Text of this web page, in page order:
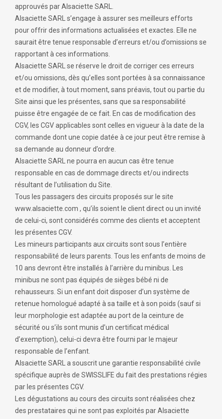
approuvés par Alsaciette SARL.
Alsaciette SARL s’engage à assurer ses meilleurs efforts
pour offrir des informations actualisées et exactes. Elle ne
saurait être tenue responsable d’erreurs et/ou d’omissions se
rapportant à ces informations.
Alsaciette SARL se réserve le droit de corriger ces erreurs
et/ou omissions, dès qu’elles sont portées à sa connaissance
et de modifier, à tout moment, sans préavis, tout ou partie du
Site ainsi que les présentes, sans que sa responsabilité
puisse être engagée de ce fait. En cas de modification des
CGV, les CGV applicables sont celles en vigueur à la date de la
commande dont une copie datée à ce jour peut être remise à
sa demande au donneur d’ordre.
Alsaciette SARL ne pourra en aucun cas être tenue
responsable en cas de dommage directs et/ou indirects
résultant de l’utilisation du Site.
Tous les passagers des circuits proposés sur le site
www.alsaciette.com , qu’ils soient le client direct ou un invité
de celui-ci, sont considérés comme des clients et acceptent
les présentes CGV.
Les mineurs participants aux circuits sont sous l’entière
responsabilité de leurs parents. Tous les enfants de moins de
10 ans devront être installés à l’arrière du minibus. Les
minibus ne sont pas équipés de sièges bébé ni de
rehausseurs. Si un enfant doit disposer d’un système de
retenue homologué adapté à sa taille et à son poids (sauf si
leur morphologie est adaptée au port de la ceinture de
sécurité ou s’ils sont munis d’un certificat médical
d’exemption), celui-ci devra être fourni par le majeur
responsable de l’enfant.
Alsaciette SARL a souscrit une garantie responsabilité civile
spécifique auprès de SWISSLIFE du fait des prestations régies
par les présentes CGV.
Les dégustations au cours des circuits sont réalisées chez
des prestataires qui ne sont pas exploités par Alsaciette